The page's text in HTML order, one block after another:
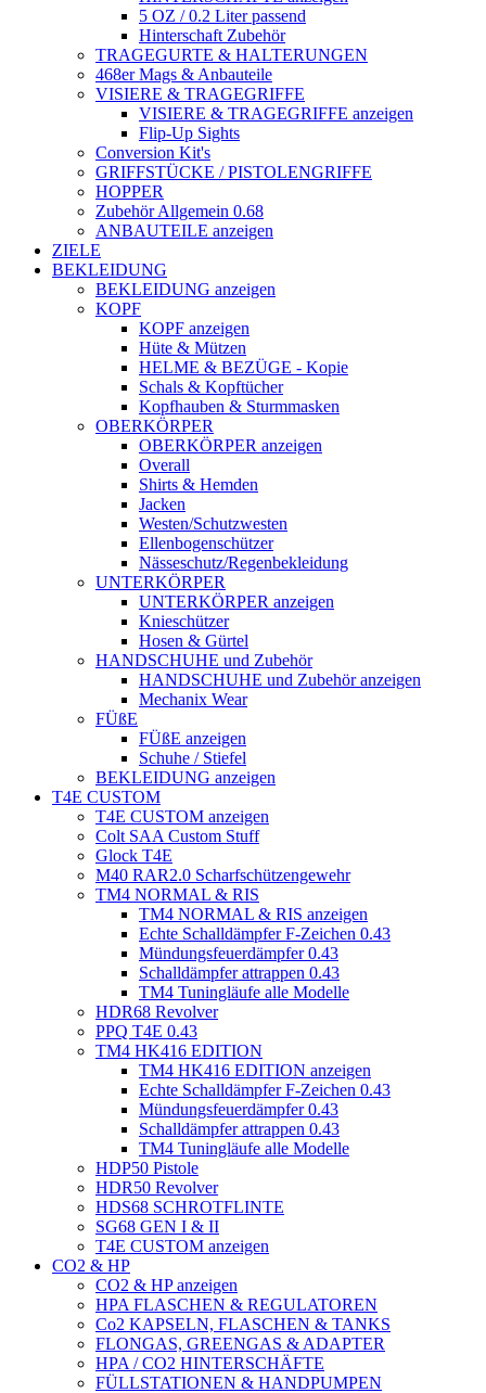
5 OZ / 0.2 Liter passend
Hinterschaft Zubehör
TRAGEGURTE & HALTERUNGEN
468er Mags & Anbauteile
VISIERE & TRAGEGRIFFE
VISIERE & TRAGEGRIFFE anzeigen
Flip-Up Sights
Conversion Kit's
GRIFFSTÜCKE / PISTOLENGRIFFE
HOPPER
Zubehör Allgemein 0.68
ANBAUTEILE anzeigen
ZIELE
BEKLEIDUNG
BEKLEIDUNG anzeigen
KOPF
KOPF anzeigen
Hüte & Mützen
HELME & BEZÜGE - Kopie
Schals & Kopftücher
Kopfhauben & Sturmmasken
OBERKÖRPER
OBERKÖRPER anzeigen
Overall
Shirts & Hemden
Jacken
Westen/Schutzwesten
Ellenbogenschützer
Nässeschutz/Regenbekleidung
UNTERKÖRPER
UNTERKÖRPER anzeigen
Knieschützer
Hosen & Gürtel
HANDSCHUHE und Zubehör
HANDSCHUHE und Zubehör anzeigen
Mechanix Wear
FÜßE
FÜßE anzeigen
Schuhe / Stiefel
BEKLEIDUNG anzeigen
T4E CUSTOM
T4E CUSTOM anzeigen
Colt SAA Custom Stuff
Glock T4E
M40 RAR2.0 Scharfschützengewehr
TM4 NORMAL & RIS
TM4 NORMAL & RIS anzeigen
Echte Schalldämpfer F-Zeichen 0.43
Mündungsfeuerdämpfer 0.43
Schalldämpfer attrappen 0.43
TM4 Tuningläufe alle Modelle
HDR68 Revolver
PPQ T4E 0.43
TM4 HK416 EDITION
TM4 HK416 EDITION anzeigen
Echte Schalldämpfer F-Zeichen 0.43
Mündungsfeuerdämpfer 0.43
Schalldämpfer attrappen 0.43
TM4 Tuningläufe alle Modelle
HDP50 Pistole
HDR50 Revolver
HDS68 SCHROTFLINTE
SG68 GEN I & II
T4E CUSTOM anzeigen
CO2 & HP
CO2 & HP anzeigen
HPA FLASCHEN & REGULATOREN
Co2 KAPSELN, FLASCHEN & TANKS
FLONGAS, GREENGAS & ADAPTER
HPA / CO2 HINTERSCHÄFTE
FÜLLSTATIONEN & HANDPUMPEN